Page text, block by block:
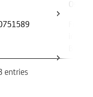
entries